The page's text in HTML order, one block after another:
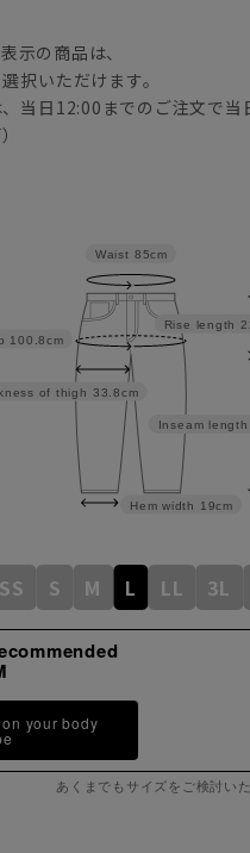
示の商品は、
択いただけます。
当日12:00までのご注文で当
Inseam length
Rise length
Hem width 19cm
of thigh 33.8cm
100.8cm
Waist 85cm
SS S M L LL 3L
your body
あくまでもサイズをご検討い